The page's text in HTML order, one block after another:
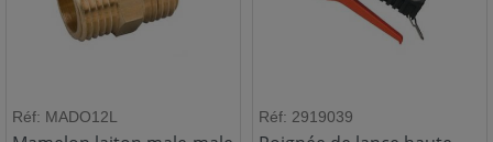
Réf: MADO12L Réf: 2919039